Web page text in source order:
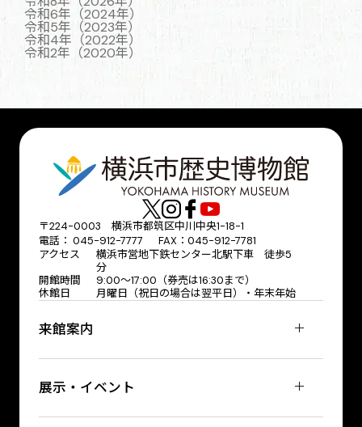
令和6年（2024年）
令和5年（2023年）
令和4年（2022年）
令和2年（2020年）
〒224-0003 横浜市都筑区中川中央1-18-1
電話： 045-912-7777 FAX：045-912-7781
アクセス
横浜市営地下鉄センター北駅下車 徒歩5
分
開館時間
9:00〜17:00（券売は16:30まで）
休館日
月曜日（祝日の場合は翌平日）・年末年始
来館案内
展示・イベント